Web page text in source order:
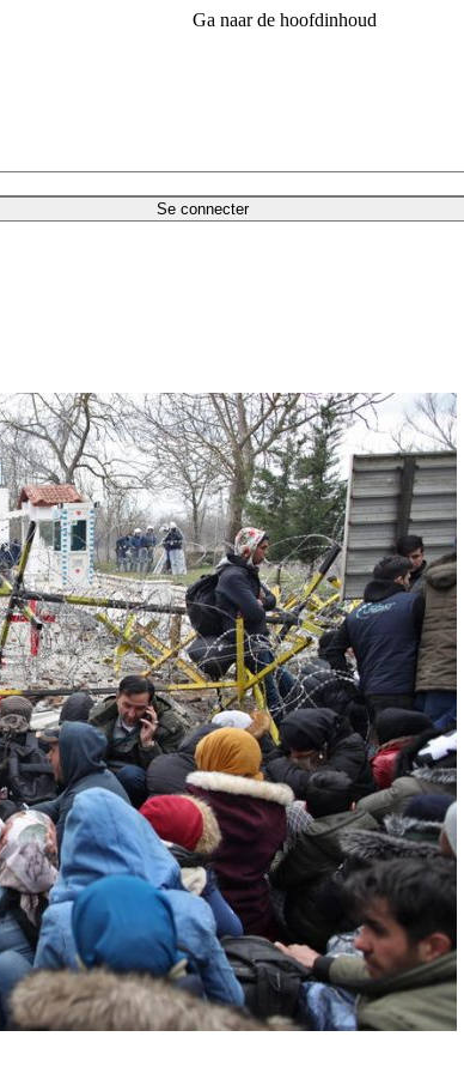
Ga naar de hoofdinhoud
Se connecter